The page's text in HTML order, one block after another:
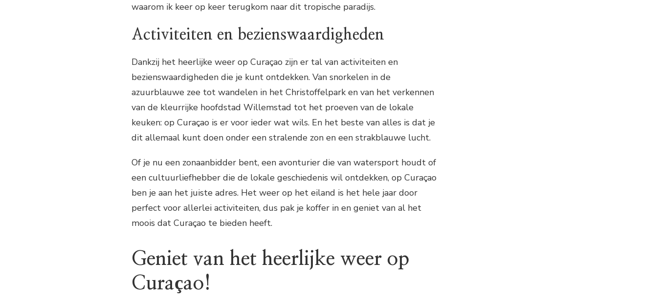
waarom ik keer op keer terugkom naar dit tropische paradijs.
Activiteiten en bezienswaardigheden
Dankzij het heerlijke weer op Curaçao zijn er tal van activiteiten en
bezienswaardigheden die je kunt ontdekken. Van snorkelen in de
azuurblauwe zee tot wandelen in het Christoffelpark en van het verkennen
van de kleurrijke hoofdstad Willemstad tot het proeven van de lokale
keuken: op Curaçao is er voor ieder wat wils. En het beste van alles is dat je
dit allemaal kunt doen onder een stralende zon en een strakblauwe lucht.
Of je nu een zonaanbidder bent, een avonturier die van watersport houdt of
een cultuurliefhebber die de lokale geschiedenis wil ontdekken, op Curaçao
ben je aan het juiste adres. Het weer op het eiland is het hele jaar door
perfect voor allerlei activiteiten, dus pak je koffer in en geniet van al het
moois dat Curaçao te bieden heeft.
Geniet van het heerlijke weer op
Curaçao!